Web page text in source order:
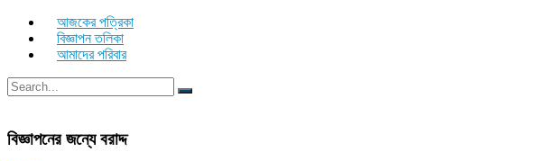
আজকের পত্রিকা
বিজ্ঞাপন তলিকা
আমাদের পরিবার
বিজ্ঞাপনের জন্যে বরাদ্দ